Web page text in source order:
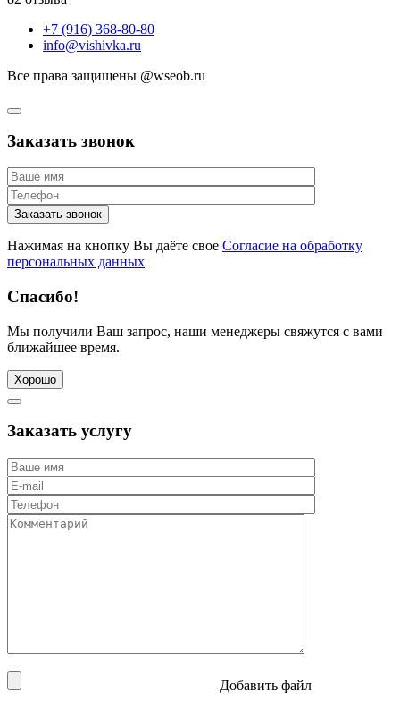
+7 (916) 368-80-80
info@vishivka.ru
Все права защищены @wseob.ru
Заказать звонок
Нажимая на кнопку Вы даёте свое Согласие на обработку
персональных данных
Спасибо!
Мы получили Ваш запрос, наши менеджеры свяжутся с вами
ближайшее время.
Хорошо
Заказать услугу
Добавить файл